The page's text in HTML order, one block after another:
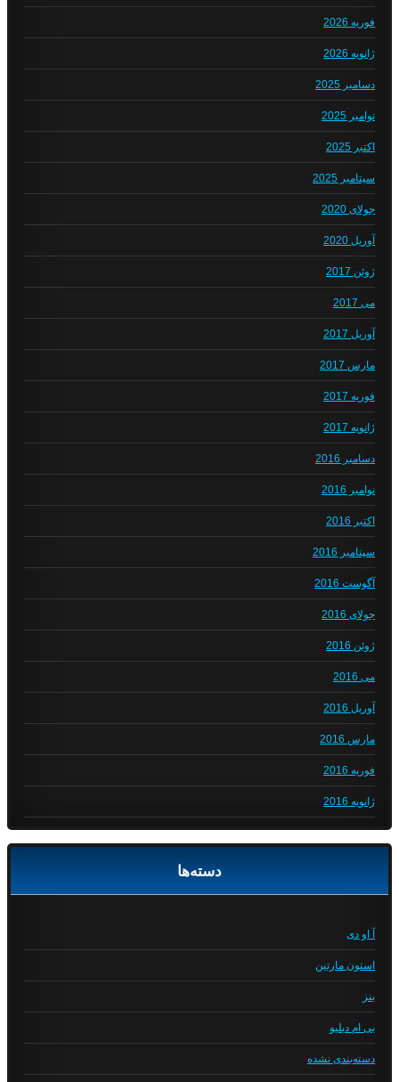
فوریه 2026
ژانویه 2026
دسامبر 2025
نوامبر 2025
اکتبر 2025
سپتامبر 2025
جولای 2020
آوریل 2020
ژوئن 2017
می 2017
آوریل 2017
مارس 2017
فوریه 2017
ژانویه 2017
دسامبر 2016
نوامبر 2016
اکتبر 2016
سپتامبر 2016
آگوست 2016
جولای 2016
ژوئن 2016
می 2016
آوریل 2016
مارس 2016
فوریه 2016
ژانویه 2016
دسته‌ها
آ او دی
استون مارتین
بنز
بی ام دبلیو
دسته‌بندی نشده